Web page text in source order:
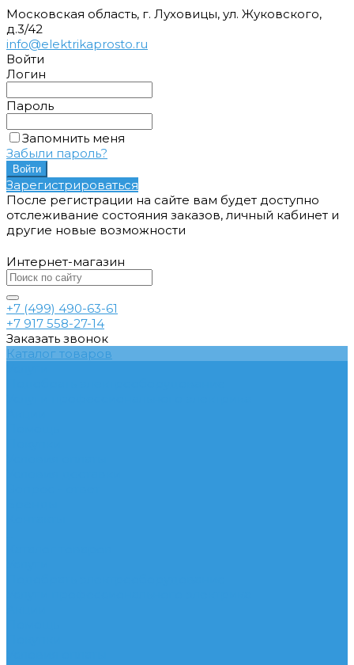
Московская область, г. Луховицы, ул. Жуковского,
д.3/42
info@elektrikaprosto.ru
Войти
Логин
Пароль
Запомнить меня
Забыли пароль?
Зарегистрироваться
После регистрации на сайте вам будет доступно
отслеживание состояния заказов, личный кабинет и
другие новые возможности
Интернет-магазин
+7 (499) 490-63-61
+7 917 558-27-14
Заказать звонок
Каталог товаров